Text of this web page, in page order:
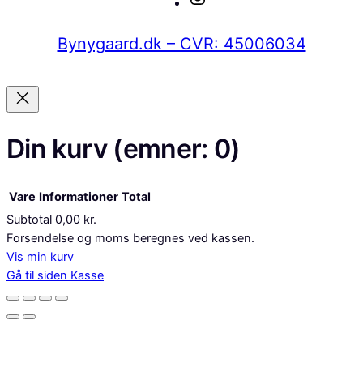
Bynygaard.dk – CVR: 45006034
Din kurv (emner: 0)
Varer
i
indkøbskurv
Vare Informationer Total
Subtotal 0,00 kr.
Forsendelse og moms beregnes ved kassen.
Vis min kurv
Gå til siden Kasse